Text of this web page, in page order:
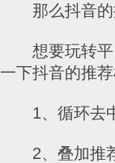
那么抖音的
想要玩转平
一下抖音的推
1、循环去中
2、叠加推